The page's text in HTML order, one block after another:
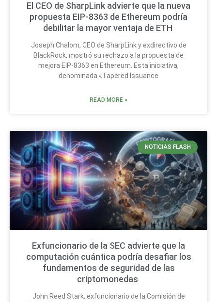
El CEO de SharpLink advierte que la nueva
propuesta EIP-8363 de Ethereum podría
debilitar la mayor ventaja de ETH
Joseph Chalom, CEO de SharpLink y exdirectivo de
BlackRock, mostró su rechazo a la propuesta de
mejora EIP-8363 en Ethereum. Esta iniciativa,
denominada «Tapered Issuance
READ MORE »
NOTICIAS FLASH
Exfuncionario de la SEC advierte que la
computación cuántica podría desafiar los
fundamentos de seguridad de las
criptomonedas
John Reed Stark, exfuncionario de la Comisión de